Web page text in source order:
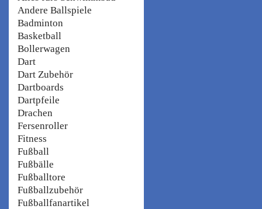
Andere Ballspiele
Badminton
Basketball
Bollerwagen
Dart
Dart Zubehör
Dartboards
Dartpfeile
Drachen
Fersenroller
Fitness
Fußball
Fußbälle
Fußballtore
Fußballzubehör
Fußballfanartikel